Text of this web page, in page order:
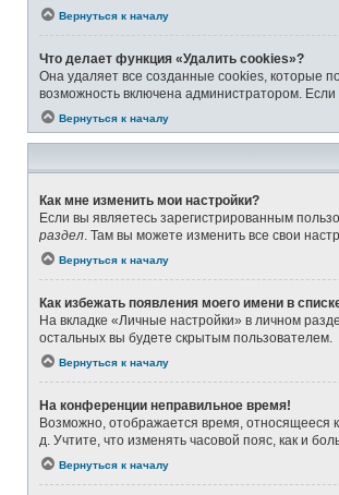
Вернуться к началу
Что делает функция «Удалить cookies»?
Она удаляет все созданные cookies, которые
возможность включена администратором.
Вернуться к началу
Как мне изменить мои настройки?
Если вы являетесь зарегистрированным
раздел . Там вы можете изменить все свои
Вернуться к началу
Как избежать появления моего имени в
На вкладке «Личные настройки» в личном
остальных вы будете скрытым пользователем.
Вернуться к началу
На конференции неправильное время!
Возможно, отображается время, относящееся к
д. Учтите, что изменять часовой пояс, как и
Вернуться к началу